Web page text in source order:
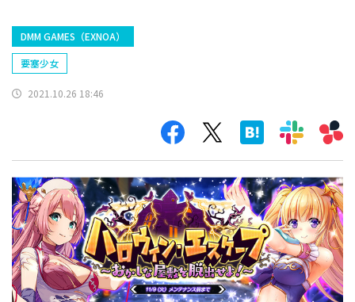
DMM GAMES（EXNOA）
要塞少女
2021.10.26 18:46